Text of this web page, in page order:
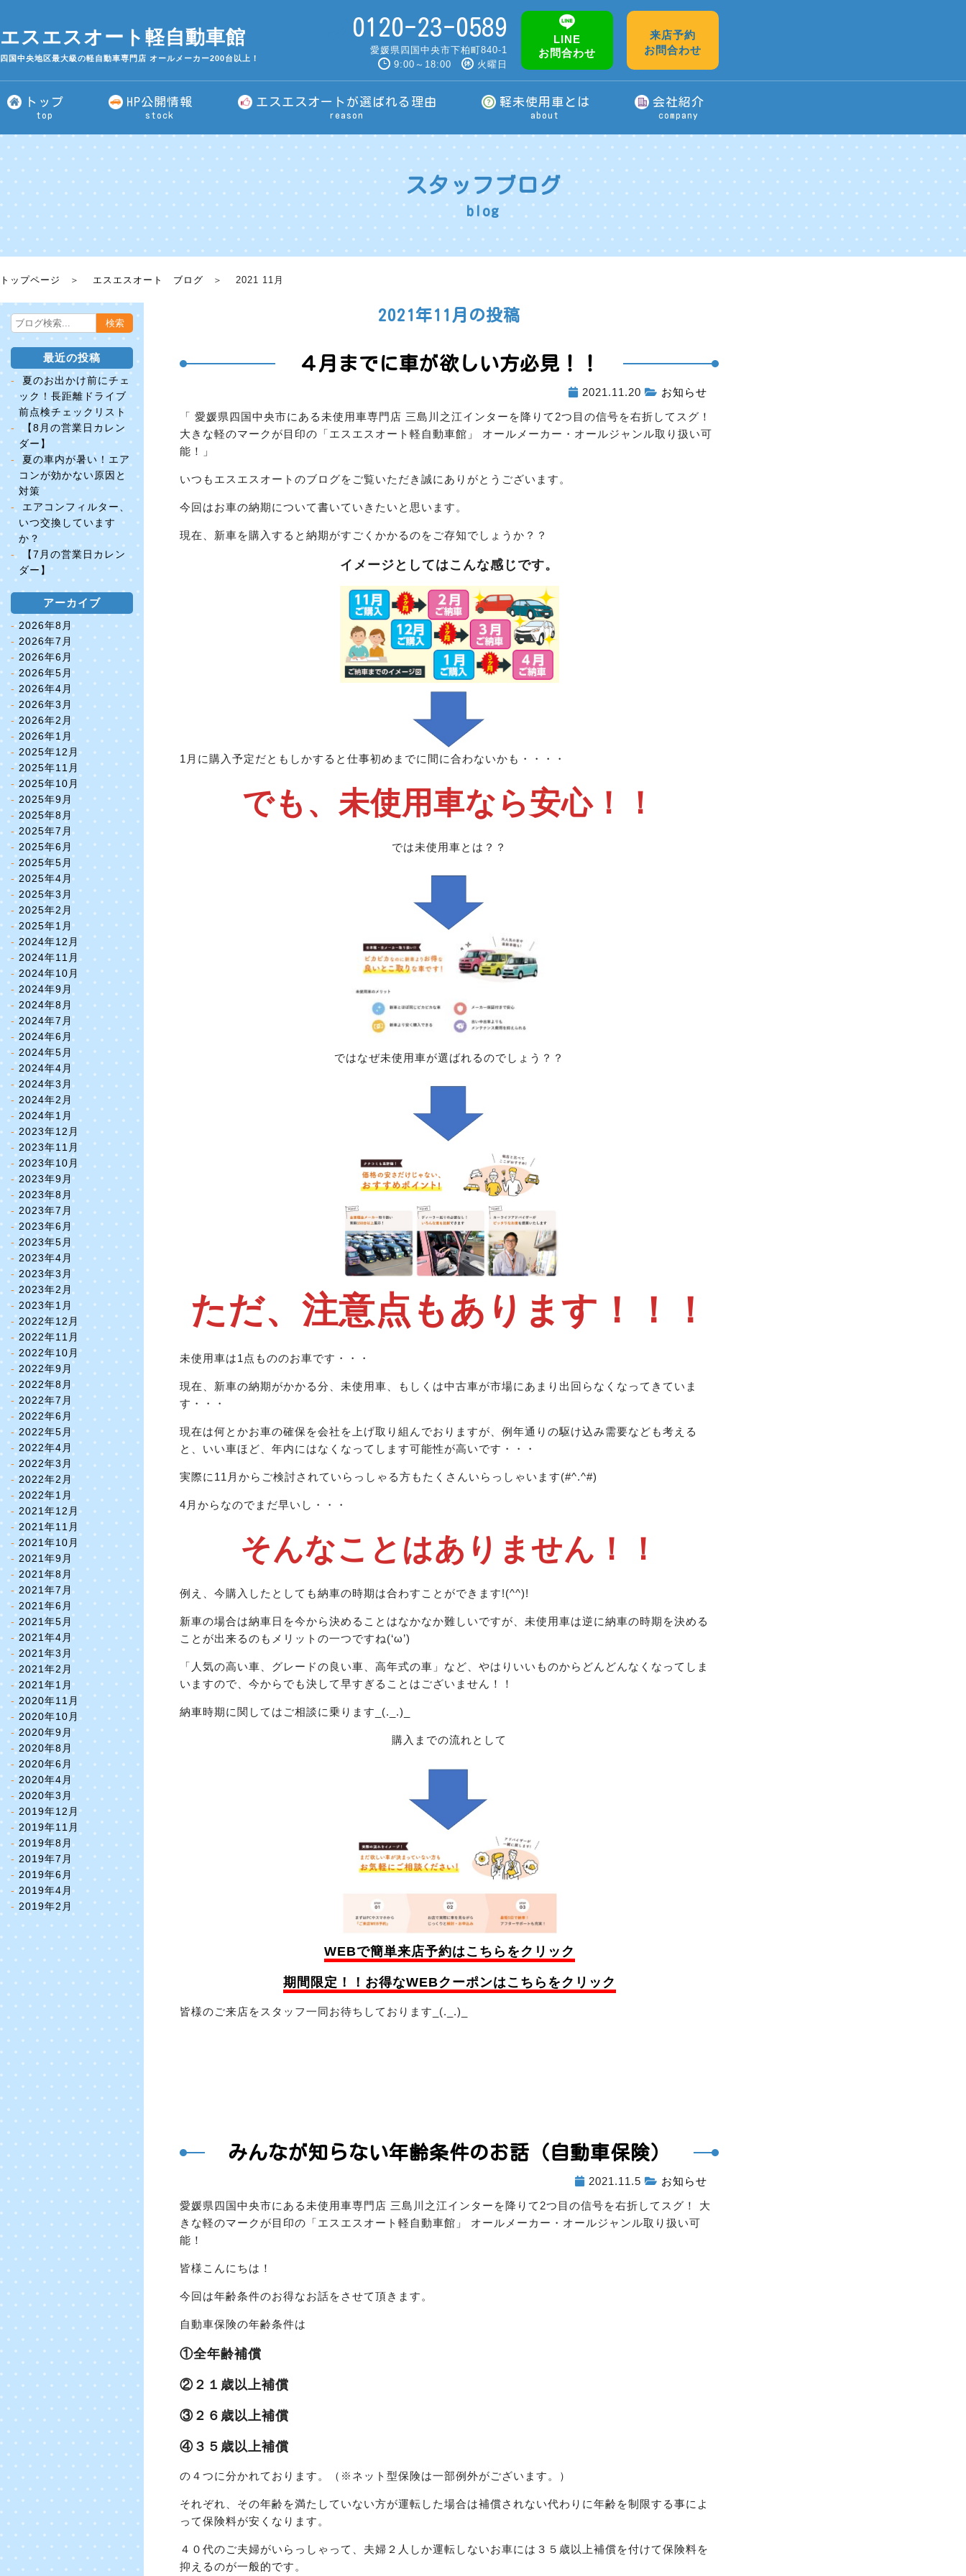
エスエスオート軽自動車館
四国中央地区最大級の軽自動車専門店 オールメーカー200台以上！
0120-23-0589
愛媛県四国中央市下柏町840-1
9:00～18:00
火曜日
LINE
お問合わせ
来店予約
お問合わせ
トップ
top
HP公開情報
stock
エスエスオートが選ばれる理由
reason
軽未使用車とは
about
会社紹介
company
スタッフブログ
blog
トップページ エスエスオート ブログ 2021 11月
2021年11月の投稿
４月までに車が欲しい方必見！！
2021.11.20
お知らせ
「 愛媛県四国中央市にある未使用車専門店 三島川之江インターを降りて2つ目の信号を右折してスグ！
大きな軽のマークが目印の「エスエスオート軽自動車館」 オールメーカー・オールジャンル取り扱い可
能！」
いつもエスエスオートのブログをご覧いただき誠にありがとうございます。
今回はお車の納期について書いていきたいと思います。
現在、新車を購入すると納期がすごくかかるのをご存知でしょうか？？
イメージとしてはこんな感じです。
1月に購入予定だともしかすると仕事初めまでに間に合わないかも・・・・
でも、未使用車なら安心！！
では未使用車とは？？
ではなぜ未使用車が選ばれるのでしょう？？
ただ、注意点もあります！！！
未使用車は1点もののお車です・・・
現在、新車の納期がかかる分、未使用車、もしくは中古車が市場にあまり出回らなくなってきていま
す・・・
現在は何とかお車の確保を会社を上げ取り組んでおりますが、例年通りの駆け込み需要なども考える
と、いい車ほど、年内にはなくなってします可能性が高いです・・・
実際に11月からご検討されていらっしゃる方もたくさんいらっしゃいます(#^.^#)
4月からなのでまだ早いし・・・
そんなことはありません！！
例え、今購入したとしても納車の時期は合わすことができます!(^^)!
新車の場合は納車日を今から決めることはなかなか難しいですが、未使用車は逆に納車の時期を決める
ことが出来るのもメリットの一つですね(‘ω’)
「人気の高い車、グレードの良い車、高年式の車」など、やはりいいものからどんどんなくなってしま
いますので、今からでも決して早すぎることはございません！！
納車時期に関してはご相談に乗ります_(._.)_
購入までの流れとして
WEBで簡単来店予約はこちらをクリック
期間限定！！お得なWEBクーポンはこちらをクリック
皆様のご来店をスタッフ一同お待ちしております_(._.)_
みんなが知らない年齢条件のお話（自動車保険）
2021.11.5
お知らせ
愛媛県四国中央市にある未使用車専門店 三島川之江インターを降りて2つ目の信号を右折してスグ！ 大
きな軽のマークが目印の「エスエスオート軽自動車館」 オールメーカー・オールジャンル取り扱い可
能！
皆様こんにちは！
今回は年齢条件のお得なお話をさせて頂きます。
自動車保険の年齢条件は
①全年齢補償
②２１歳以上補償
③２６歳以上補償
④３５歳以上補償
の４つに分かれております。（※ネット型保険は一部例外がございます。）
それぞれ、その年齢を満たしていない方が運転した場合は補償されない代わりに年齢を制限する事によ
って保険料が安くなります。
４０代のご夫婦がいらっしゃって、夫婦２人しか運転しないお車には３５歳以上補償を付けて保険料を
抑えるのが一般的です。
最近の投稿
夏のお出かけ前にチェ
ック！長距離ドライブ
前点検チェックリスト
【8月の営業日カレン
ダー】
夏の車内が暑い！エア
コンが効かない原因と
対策
エアコンフィルター、
いつ交換しています
か？
【7月の営業日カレン
ダー】
アーカイブ
2026年8月
2026年7月
2026年6月
2026年5月
2026年4月
2026年3月
2026年2月
2026年1月
2025年12月
2025年11月
2025年10月
2025年9月
2025年8月
2025年7月
2025年6月
2025年5月
2025年4月
2025年3月
2025年2月
2025年1月
2024年12月
2024年11月
2024年10月
2024年9月
2024年8月
2024年7月
2024年6月
2024年5月
2024年4月
2024年3月
2024年2月
2024年1月
2023年12月
2023年11月
2023年10月
2023年9月
2023年8月
2023年7月
2023年6月
2023年5月
2023年4月
2023年3月
2023年2月
2023年1月
2022年12月
2022年11月
2022年10月
2022年9月
2022年8月
2022年7月
2022年6月
2022年5月
2022年4月
2022年3月
2022年2月
2022年1月
2021年12月
2021年11月
2021年10月
2021年9月
2021年8月
2021年7月
2021年6月
2021年5月
2021年4月
2021年3月
2021年2月
2021年1月
2020年11月
2020年10月
2020年9月
2020年8月
2020年6月
2020年4月
2020年3月
2019年12月
2019年11月
2019年8月
2019年7月
2019年6月
2019年4月
2019年2月